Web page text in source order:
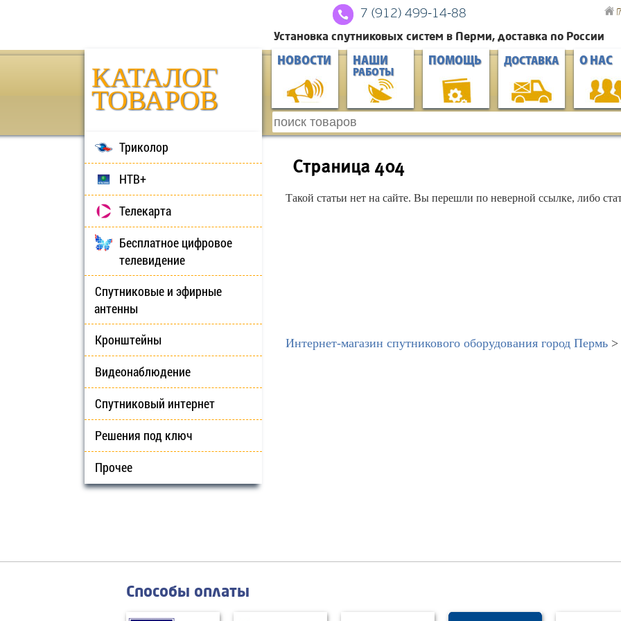
7 (912) 499-14-88
Установка спутниковых систем в Перми, доставка по России
КАТАЛОГ
ТОВАРОВ
НОВОСТИ НАШИ
РАБОТЫ
ПОМОЩЬ ДОСТАВКА О НАС
Триколор
НТВ+
Телекарта
Бесплатное цифровое
телевидение
Спутниковые и эфирные
антенны
Кронштейны
Видеонаблюдение
Спутниковый интернет
Решения под ключ
Прочее
Страница 404
Такой статьи нет на сайте. Вы перешли по неверной ссылке, либо
Интернет-магазин спутникового оборудования город Пермь >
Способы оплаты